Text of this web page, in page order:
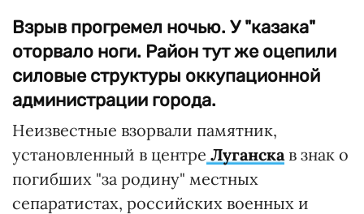
Взрыв прогремел ночью. У "казака"
оторвало ноги. Район тут же оцепили
силовые структуры оккупационной
администрации города.
Неизвестные взорвали памятник,
установленный в центре Луганскав знак о
погибших "за родину" местных
сепаратистах, российских военных и